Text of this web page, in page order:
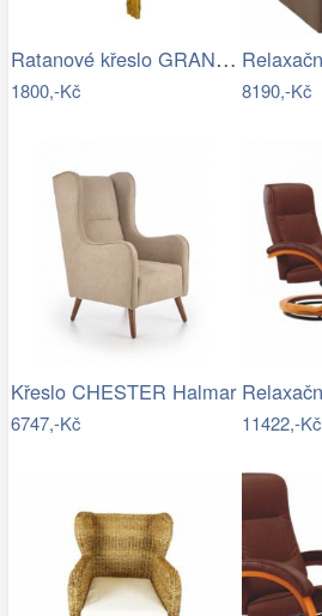
Ratanové křeslo GRANADA - světlé II…
1800,-Kč 8190,-Kč
Křeslo CHESTER Halmar
6747,-Kč 11422,-Kč